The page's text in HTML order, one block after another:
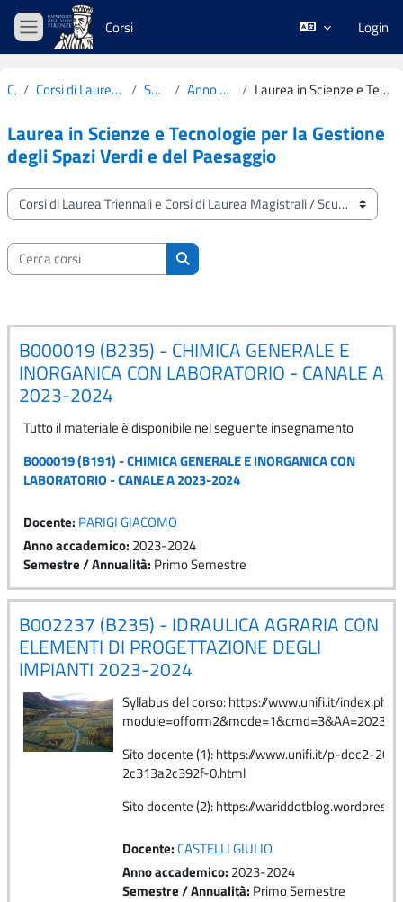
Vai al contenuto principale
Pannello laterale
Corsi Login
Corsi Corsi di Laurea Triennali e Corsi di Laurea Magistrali Scuola di Agraria Anno Accademico 2023-2024 Laurea in Scienze e Tecnologie per la Gestione degli Spazi Verdi e del Paesaggio
Laurea in Scienze e Tecnologie per la Gestione
degli Spazi Verdi e del Paesaggio
Categorie di corso
Cerca corsi
Cerca corsi
B000019 (B235) - CHIMICA GENERALE E
INORGANICA CON LABORATORIO - CANALE A
2023-2024
Tutto il materiale è disponibile nel seguente insegnamento
B000019 (B191) - CHIMICA GENERALE E INORGANICA CON
LABORATORIO - CANALE A 2023-2024
Docente: PARIGI GIACOMO
Anno accademico: 2023-2024
Semestre / Annualità: Primo Semestre
B002237 (B235) - IDRAULICA AGRARIA CON
ELEMENTI DI PROGETTAZIONE DEGLI
IMPIANTI 2023-2024
Syllabus del corso: https://www.unifi.it/index.php?
Sito docente (1): https://www.unifi.it/p-doc2-
2c313a2c392f-0.html
Sito docente (2): https://
Docente:CASTELLI GIULIO
Anno accademico: 2023-2024
Semestre / Annualità: Primo Semestre